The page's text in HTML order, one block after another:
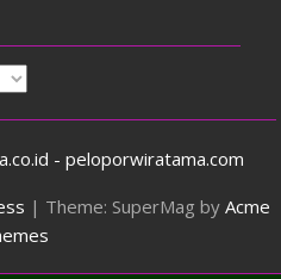
- peloporwiratama.com
| Theme: SuperMag by Acme